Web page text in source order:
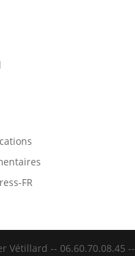
FR
Vétillard -- 06.60.70.08.45 --